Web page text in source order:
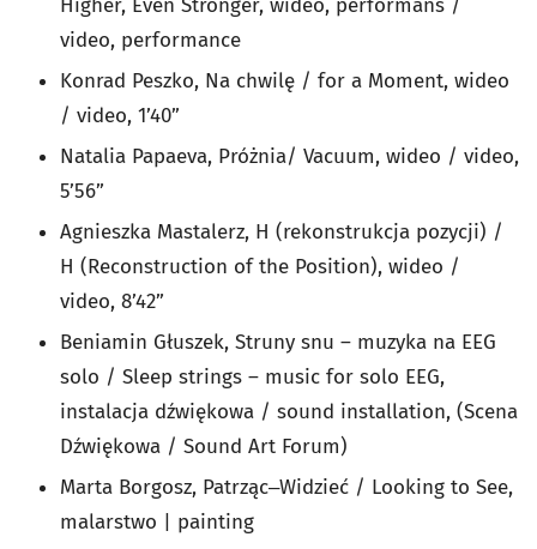
Higher, Even Stronger, wideo, performans /
video, performance
Konrad Peszko, Na chwilę / for a Moment, wideo
/ video, 1’40”
Natalia Papaeva, Próżnia/ Vacuum, wideo / video,
5’56”
Agnieszka Mastalerz, H (rekonstrukcja pozycji) /
H (Reconstruction of the Position), wideo /
video, 8’42”
Beniamin Głuszek, Struny snu – muzyka na EEG
solo / Sleep strings – music for solo EEG,
instalacja dźwiękowa / sound installation, (Scena
Dźwiękowa / Sound Art Forum)
Marta Borgosz, Patrząc‒Widzieć / Looking to See,
malarstwo | painting